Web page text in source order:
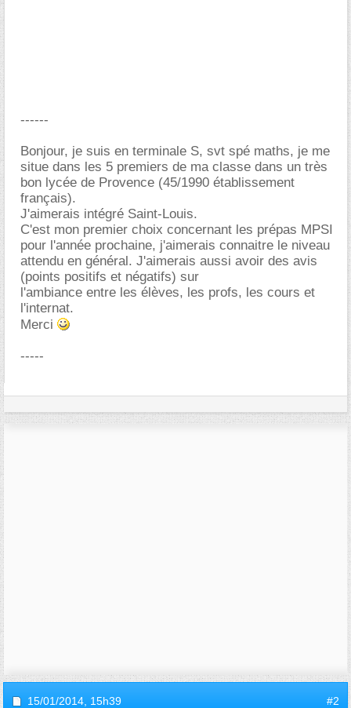
------
Bonjour, je suis en terminale S, svt spé maths, je me
situe dans les 5 premiers de ma classe dans un très
bon lycée de Provence (45/1990 établissement
français).
J'aimerais intégré Saint-Louis.
C'est mon premier choix concernant les prépas MPSI
pour l'année prochaine, j'aimerais connaitre le niveau
attendu en général. J'aimerais aussi avoir des avis
(points positifs et négatifs) sur
l'ambiance entre les élèves, les profs, les cours et
l'internat.
Merci
-----
15/01/2014, 15h39 #2